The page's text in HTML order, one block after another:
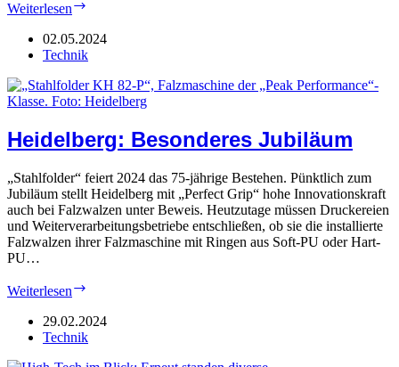
Weiterlesen
Spezielles
Falz-
02.05.2024
Technik
Heidelberg: Besonderes Jubiläum
„Stahlfolder“ feiert 2024 das 75-jährige Bestehen. Pünktlich zum
Jubiläum stellt Heidelberg mit „Perfect Grip“ hohe Innovationskraft
auch bei Falzwalzen unter Beweis. Heutzutage müssen Druckereien
und Weiterverarbeitungsbetriebe entschließen, ob sie die installierte
Falzwalzen ihrer Falzmaschine mit Ringen aus Soft-PU oder Hart-
PU…
Weiterlesen
Jubiläum
29.02.2024
Technik